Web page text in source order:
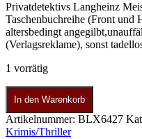
Privatdetektivs Langheinz
Taschenbuchreihe (Front und
altersbedingt
(Verlagsreklame), sonst
1 vorrätig
In den Warenkorb
Artikelnummer: BLX6427
Krimis/Thriller